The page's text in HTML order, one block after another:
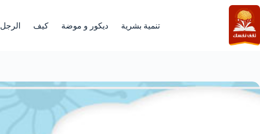
التجاوز
إلى
المحتوى
تنمية بشرية ديكور و موضة كيف الرجل